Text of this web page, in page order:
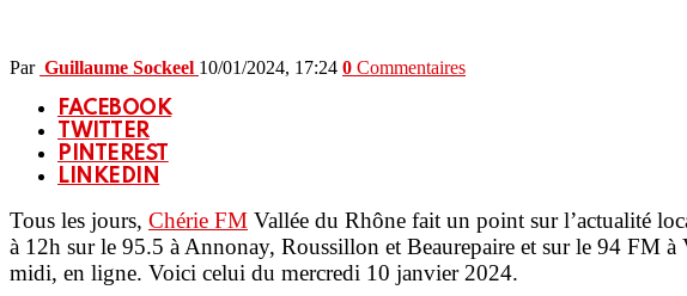
Par Guillaume Sockeel 10/01/2024, 17:24 0 Commentaires
FACEBOOK
TWITTER
PINTEREST
LINKEDIN
Tous les jours, Chérie FM Vallée du Rhône fait un point sur l’actualité
à 12h sur le 95.5 à Annonay, Roussillon et Beaurepaire et sur le 94 FM
midi, en ligne. Voici celui du mercredi 10 janvier 2024.